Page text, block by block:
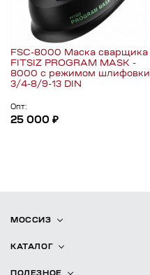
FSC-8000 Маска сварщика
FITSIZ PROGRAM MASK -
8000 с режимом шлифовки
3/4-8/9-13 DIN
Опт:
25 000 ₽
МОССИЗ
КАТАЛОГ